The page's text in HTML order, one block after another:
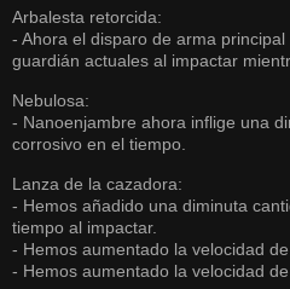
Arbalesta retorcida:
- Ahora el disparo de arma
guardián actuales al impactar
Nebulosa:
- Nanoenjambre ahora inflige una
corrosivo en el tiempo.
Lanza de la cazadora:
- Hemos añadido una diminuta
tiempo al impactar.
- Hemos aumentado la velocidad
- Hemos aumentado la velocidad de